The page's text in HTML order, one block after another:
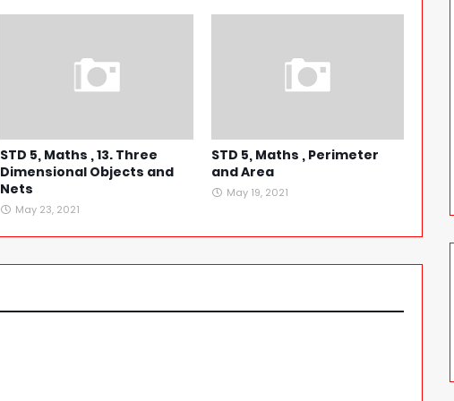
STD 5, Maths , 13. Three
Dimensional Objects and
Nets
May 23, 2021
STD 5, Maths , Perimeter
and Area
May 19, 2021